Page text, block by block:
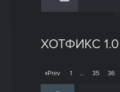
ХОТФИКС
Prev 1 … 35 36